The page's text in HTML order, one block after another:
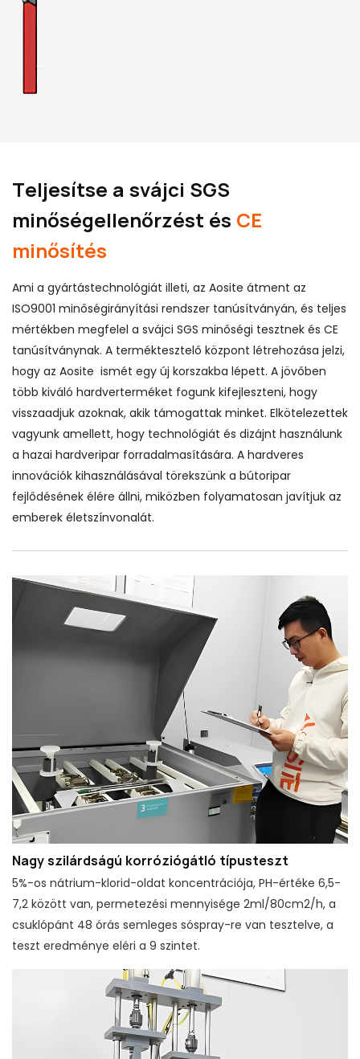
Teljesítse a svájci SGS
minőségellenőrzést és CE
minősítés
Ami a gyártástechnológiát illeti, az Aosite átment az
ISO9001 minőségirányítási rendszer tanúsítványán, és teljes
mértékben megfelel a svájci SGS minőségi tesztnek és CE
tanúsítványnak. A terméktesztelő központ létrehozása jelzi,
hogy az Aosite ismét egy új korszakba lépett. A jövőben
több kiváló hardverterméket fogunk kifejleszteni, hogy
visszaadjuk azoknak, akik támogattak minket. Elkötelezettek
vagyunk amellett, hogy technológiát és dizájnt használunk
a hazai hardveripar forradalmasítására. A hardveres
innovációk kihasználásával törekszünk a bútoripar
fejlődésének élére állni, miközben folyamatosan javítjuk az
emberek életszínvonalát.
Nagy szilárdságú korróziógátló típusteszt
5%-os nátrium-klorid-oldat koncentrációja, PH-értéke 6,5-
7,2 között van, permetezési mennyisége 2ml/80cm2/h, a
csuklópánt 48 órás semleges sóspray-re van tesztelve, a
teszt eredménye eléri a 9 szintet.